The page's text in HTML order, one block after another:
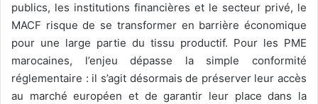
publics, les institutions financières et le secteur privé, le
MACF risque de se transformer en barrière économique
pour une large partie du tissu productif. Pour les PME
marocaines, l’enjeu dépasse la simple conformité
réglementaire : il s’agit désormais de préserver leur accès
au marché européen et de garantir leur place dans la